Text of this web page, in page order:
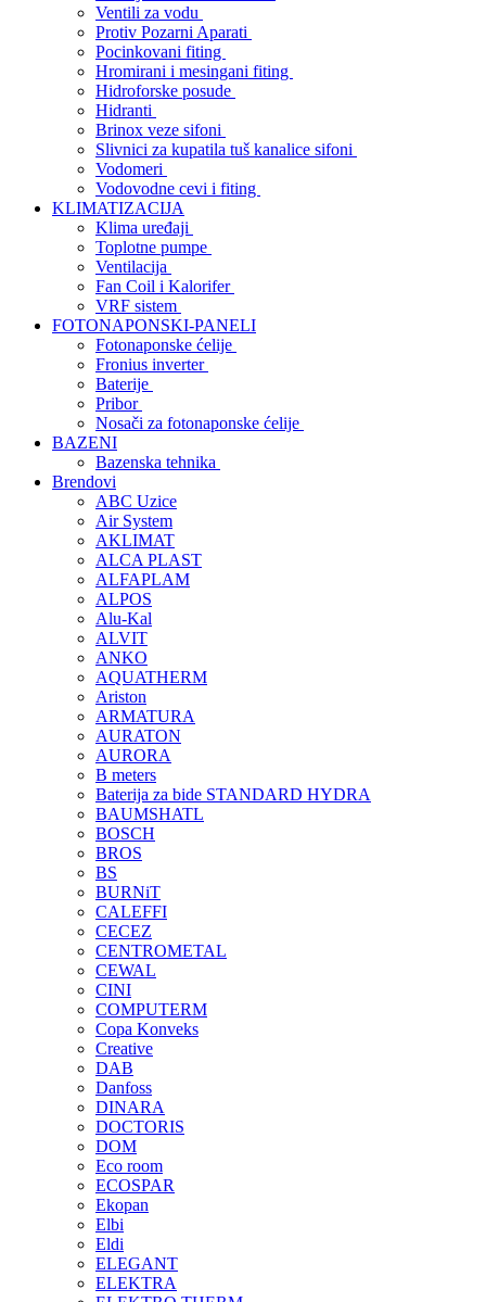
Ventili za vodu
Protiv Pozarni Aparati
Pocinkovani fiting
Hromirani i mesingani fiting
Hidroforske posude
Hidranti
Brinox veze sifoni
Slivnici za kupatila tuš kanalice sifoni
Vodomeri
Vodovodne cevi i fiting
KLIMATIZACIJA
Klima uređaji
Toplotne pumpe
Ventilacija
Fan Coil i Kalorifer
VRF sistem
FOTONAPONSKI-PANELI
Fotonaponske ćelije
Fronius inverter
Baterije
Pribor
Nosači za fotonaponske ćelije
BAZENI
Bazenska tehnika
Brendovi
ABC Uzice
Air System
AKLIMAT
ALCA PLAST
ALFAPLAM
ALPOS
Alu-Kal
ALVIT
ANKO
AQUATHERM
Ariston
ARMATURA
AURATON
AURORA
B meters
Baterija za bide STANDARD HYDRA
BAUMSHATL
BOSCH
BROS
BS
BURNiT
CALEFFI
CECEZ
CENTROMETAL
CEWAL
CINI
COMPUTERM
Copa Konveks
Creative
DAB
Danfoss
DINARA
DOCTORIS
DOM
Eco room
ECOSPAR
Ekopan
Elbi
Eldi
ELEGANT
ELEKTRA